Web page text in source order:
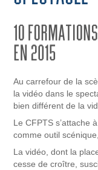
Au carrefour de la
la vidéo dans le
bien différent de la
Le CFPTS s’attache
comme outil
La vidéo, dont la
cesse de croître,